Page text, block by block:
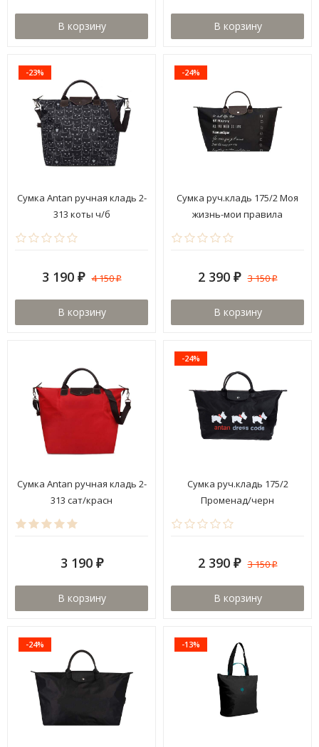
В корзину В корзину
-23%
Сумка Antan ручная кладь 2-
313 коты ч/б
3 190 ₽ 4 150₽
В корзину
-24%
Сумка руч.кладь 175/2 Моя
жизнь-мои правила
2 390 ₽ 3 150₽
В корзину
Сумка Antan ручная кладь 2-
313 сат/красн
3 190 ₽
В корзину
-24%
Сумка руч.кладь 175/2
Променад/черн
2 390 ₽ 3 150₽
В корзину
-24% -13%